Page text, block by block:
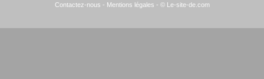
Contactez-nous - Mentions légales - © Le-site-de.com